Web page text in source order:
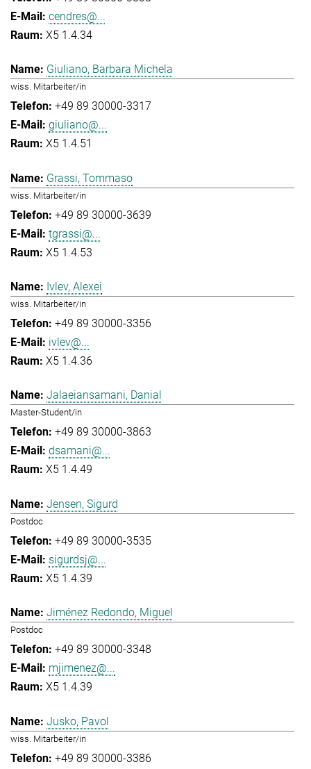
cendres@...
X5 1.4.34
Giuliano, Barbara Michela
wiss. Mitarbeiter/in
+49 89 30000-3317
giuliano@...
X5 1.4.51
Grassi, Tommaso
wiss. Mitarbeiter/in
+49 89 30000-3639
tgrassi@...
X5 1.4.53
Ivlev, Alexei
wiss. Mitarbeiter/in
+49 89 30000-3356
ivlev@...
X5 1.4.36
Jalaeiansamani, Danial
Master-Student/in
+49 89 30000-3863
dsamani@...
X5 1.4.49
Jensen, Sigurd
Postdoc
+49 89 30000-3535
sigurdsj@...
X5 1.4.39
Jiménez Redondo, Miguel
Postdoc
+49 89 30000-3348
mjimenez@...
X5 1.4.39
Jusko, Pavol
wiss. Mitarbeiter/in
+49 89 30000-3386